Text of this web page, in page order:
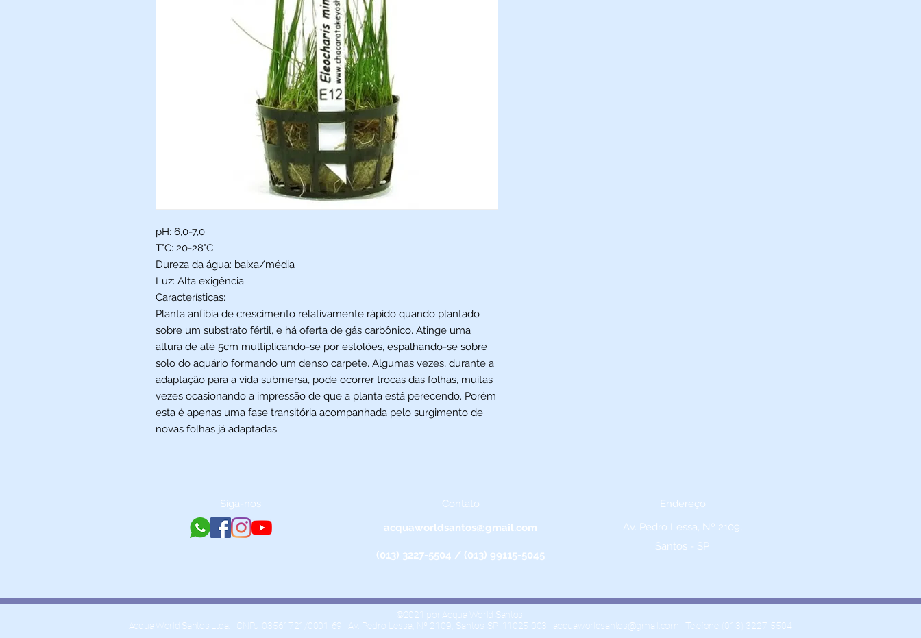
pH: 6,0-7,0
T°C: 20-28°C
Dureza da água: baixa/média
Luz: Alta exigência
Características:
Planta anfíbia de crescimento relativamente rápido quando plantado
sobre um substrato fértil, e há oferta de gás carbônico. Atinge uma
altura de até 5cm multiplicando-se por estolões, espalhando-se sobre
solo do aquário formando um denso carpete. Algumas vezes, durante a
adaptação para a vida submersa, pode ocorrer trocas das folhas, muitas
vezes ocasionando a impressão de que a planta está perecendo. Porém
esta é apenas uma fase transitória acompanhada pelo surgimento de
novas folhas já adaptadas.
Siga-nos
Contato
acquaworldsantos@gmail.com
(013) 3227-5504 / (013) 99115-5045
Endereço
Av. Pedro Lessa, Nº 2109,
Santos - SP
©2021 por Acqua World Santos.
Acqua World Santos Ltda. - CNPJ: 03561721/0001-69 - Av. Pedro Lessa, Nº 2109, Santos-SP 11025-003 - acquaworldsantos@gmail.com - Telefone: (013) 3227-5504